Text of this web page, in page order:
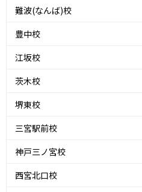
難波(なんば)校
豊中校
江坂校
茨木校
堺東校
三宮駅前校
神戸三ノ宮校
西宮北口校